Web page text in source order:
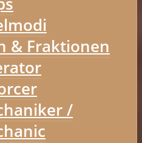
& Fraktionen
/